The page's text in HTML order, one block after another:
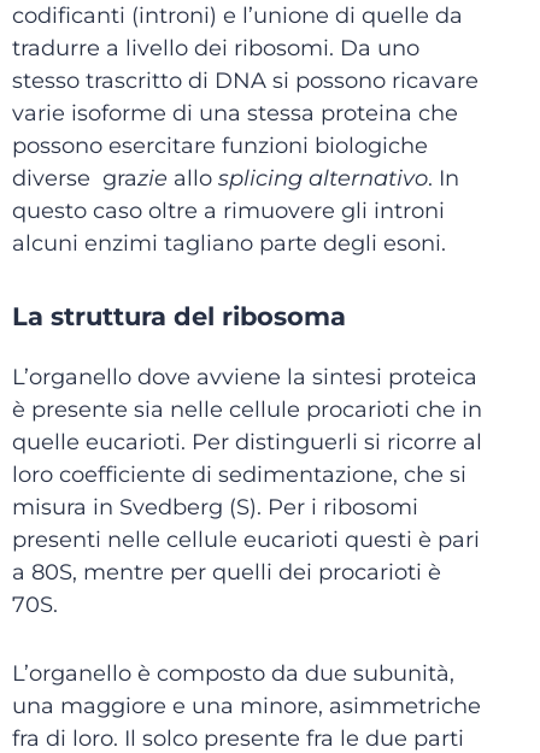
codificanti (introni) e l’unione di quelle da
tradurre a livello dei ribosomi. Da uno
stesso trascritto di DNA si possono ricavare
varie isoforme di una stessa proteina che
possono esercitare funzioni biologiche
diverse grazie allo splicing alternativo. In
questo caso oltre a rimuovere gli introni
alcuni enzimi tagliano parte degli esoni.
La struttura del ribosoma
L’organello dove avviene la sintesi proteica
è presente sia nelle cellule procarioti che in
quelle eucarioti. Per distinguerli si ricorre al
loro coefficiente di sedimentazione, che si
misura in Svedberg (S). Per i ribosomi
presenti nelle cellule eucarioti questi è pari
a 80S, mentre per quelli dei procarioti è
70S.
L’organello è composto da due subunità,
una maggiore e una minore, asimmetriche
fra di loro. Il solco presente fra le due parti